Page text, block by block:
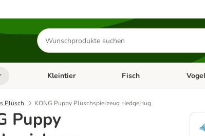
Produkte
suchen
& Zubehör
Kategorie-Menü öffnen: Hundefutter & Zubehör
Kleintier Kategorie-Menü öffnen:
Fisch Vogel
Plüsch KONG Puppy Plüschspielzeug HedgeHug
Puppy